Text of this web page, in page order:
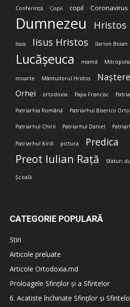
Conferință Copii copil Coronavirus
Dumnezeu Hristos
Iisus Iisus Hristos Ilarion Boian
Lucășeuca mamă Mitropolia
moarte Mântuitorul Hristos
Orhei ortodoxia Papa Francisc
Patriarhia Română Patriarhul Bisericii
Patriarhul Chiril Patriarhul Daniel
Patriarhul Kirill pictura Predica
Preot Iulian Rață Sfaturi
Școală
CATEGORIE POPULARĂ
Stiri
Articole preluate
Articole Ortodoxia.md
Proloagele Sfinților și a Sfintelor
6. Acatiste închinate Sfinților și